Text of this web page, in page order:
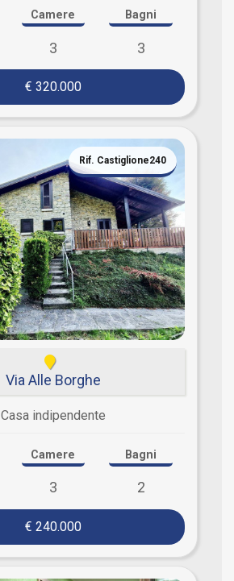
Camere
3
Bagni
3
€ 320.000
Rif. Castiglione240
Via Alle Borghe
Casa indipendente
Camere
3
Bagni
2
€ 240.000